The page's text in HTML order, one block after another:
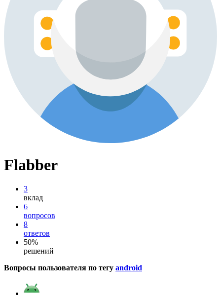
Flabber
3
вклад
6
вопросов
8
ответов
50%
решений
Вопросы пользователя по тегу android